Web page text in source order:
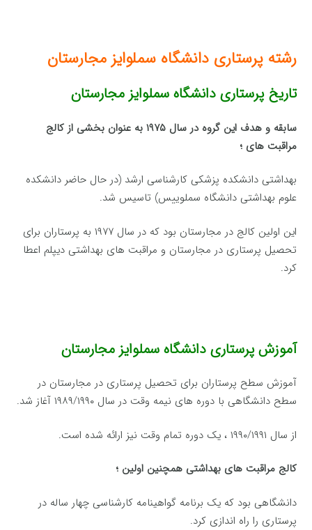
رشته پرستاری دانشگاه سملوایز مجارستان
تاریخ پرستاری دانشگاه سملوایز مجارستان
سابقه و هدف این گروه در سال ۱۹۷۵ به عنوان بخشی از کالج
مراقبت های ؛
بهداشتی دانشکده پزشکی کارشناسی ارشد (در حال حاضر دانشکده
علوم بهداشتی دانشگاه سملوییس) تاسیس شد.
این اولین کالج در مجارستان بود که در سال ۱۹۷۷ به پرستاران برای
تحصیل پرستاری در مجارستان و مراقبت های بهداشتی دیپلم اعطا
کرد.
آموزش پرستاری دانشگاه سملوایز مجارستان
آموزش سطح پرستاران برای تحصیل پرستاری در مجارستان در
سطح دانشگاهی با دوره های نیمه وقت در سال ۱۹۸۹/۱۹۹۰ آغاز شد.
از سال ۱۹۹۰/۱۹۹۱ ، یک دوره تمام وقت نیز ارائه شده است.
کالج مراقبت های بهداشتی همچنین اولین ؛
دانشگاهی بود که یک برنامه گواهینامه کارشناسی چهار ساله در
پرستاری را راه اندازی کرد.